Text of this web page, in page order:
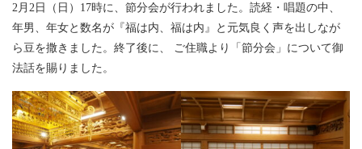
2月2日（日）17時に、節分会が行われました。読経・唱題の中、
年男、年女と数名が『福は内、福は内』と元気良く声を出しなが
ら豆を撒きました。終了後に、 ご住職より「節分会」について御
法話を賜りました。